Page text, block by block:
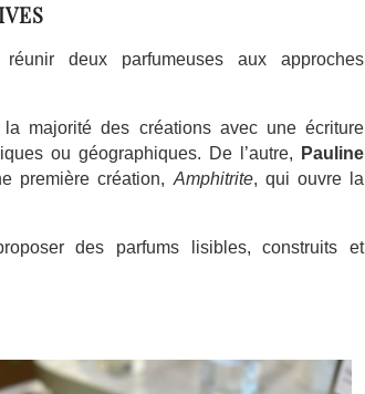
deux parfumeuses aux approches
majorité des créations avec une écriture
ou géographiques. De l’autre,
Pauline
première création, Amphitrite, qui ouvre la
des parfums lisibles, construits et